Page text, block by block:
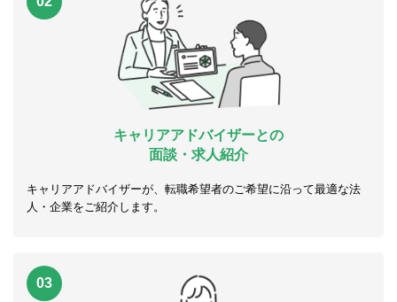
キャリアアドバイザーとの
面談・求人紹介
キャリアアドバイザーが、転職希望者のご希望に沿って最適な法
人・企業をご紹介します。
03